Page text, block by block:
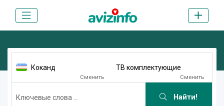
Коканд
Сменить
ТВ комплектующие
Сменить
Найти!